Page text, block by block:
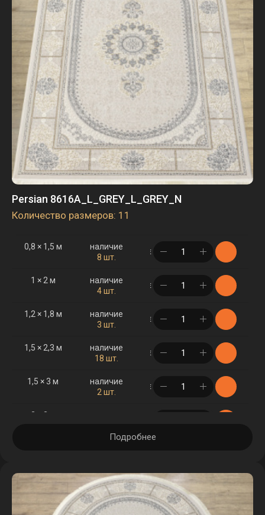
Persian 8616A_L_GREY_L_GREY_N
Количество размеров: 11
0,8 × 1,5 м
наличие
8 шт.
в корзине
1 × 2 м
наличие
4 шт.
в корзине
1,2 × 1,8 м
наличие
3 шт.
в корзине
1,5 × 2,3 м
наличие
18 шт.
в корзине
1,5 × 3 м
наличие
2 шт.
в корзине
2 × 3 м
2,5 × 3,5 м
наличие
4 шт.
в корзине
Подробнее